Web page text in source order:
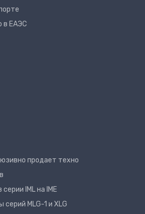
в ЕАЭС
продает техно
IML на IME
MLG-1 и XLG